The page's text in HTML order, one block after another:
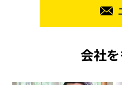
会社